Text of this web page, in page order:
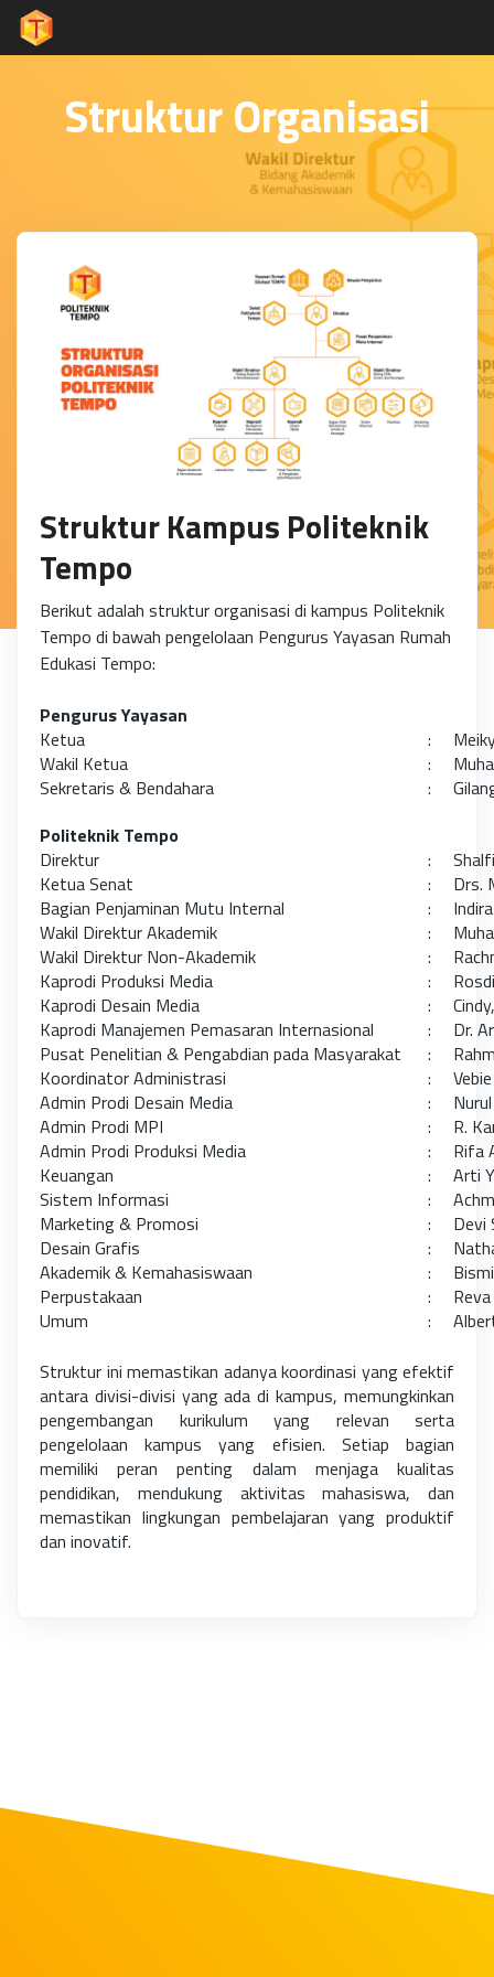
Struktur Organisasi
Struktur Kampus Politeknik
Tempo
Berikut adalah struktur organisasi di kampus Politeknik
Tempo di bawah pengelolaan Pengurus Yayasan Rumah
Edukasi Tempo:
Pengurus Yayasan
Ketua
: Meiky
Wakil Ketua
:
Sekretaris & Bendahara
:
Politeknik Tempo
Direktur
: Shalfi
Ketua Senat
: Drs.
Bagian Penjaminan Mutu Internal
: Indira
Wakil Direktur Akademik
:
Wakil Direktur Non-Akademik
:
Kaprodi Produksi Media
:
Kaprodi Desain Media
: Cindy,
Kaprodi Manajemen Pemasaran Internasional
: Dr.
Pusat Penelitian & Pengabdian pada Masyarakat
: Rahmi
Koordinator Administrasi
: Vebie
Admin Prodi Desain Media
: Nurul
Admin Prodi MPI
: R.
Admin Prodi Produksi Media
: Rifa
Keuangan
: Arti
Sistem Informasi
:
Marketing & Promosi
: Devi
Desain Grafis
:
Akademik & Kemahasiswaan
:
Perpustakaan
: Reva
Umum
: Albert
Struktur ini memastikan adanya koordinasi yang efektif
antara divisi-divisi yang ada di kampus, memungkinkan
pengembangan kurikulum yang relevan serta
pengelolaan kampus yang efisien. Setiap bagian
memiliki peran penting dalam menjaga kualitas
pendidikan, mendukung aktivitas mahasiswa, dan
memastikan lingkungan pembelajaran yang produktif
dan inovatif.